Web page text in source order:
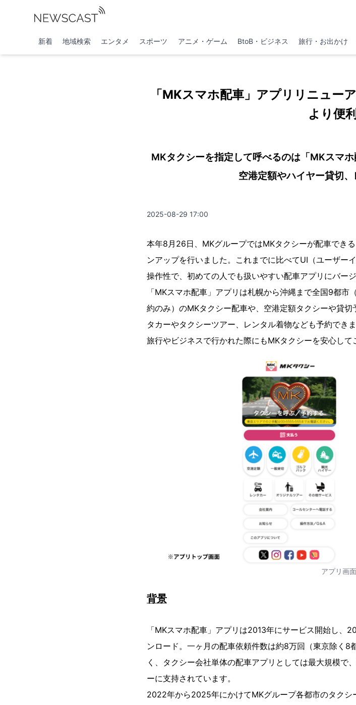
新着 地域検索 エンタメ スポーツ アニメ・ゲーム BtoB・ビジネス 旅行・お出かけ
「MKスマホ配車」アプリリニュ
より便
MKタクシーを指定して呼べるのは「MKスマ
空港定額やハイヤー貸切、
2025-08-29 17:00
本年8月26日、MKグループではMKタクシーが配車でき
ンアップを行いました。これまでに比べてUI（ユーザー
操作性で、初めての人でも扱いやすい配車アプリにバー
「MKスマホ配車」アプリは札幌から沖縄まで全国9都
約のみ）のMKタクシー配車や、空港定額タクシーや貸
タカーやタクシーツアー、レンタル着物なども予約でき
旅行やビジネスで行かれた際にもMKタクシーを安心して
アプリ画面
背景
「MKスマホ配車」アプリは2013年にサービス開始し、
ンロード。一ヶ月の配車依頼件数は約8万回（東京除く8
く、タクシー会社単体の配車アプリとしては最大規模で
ーに支持されています。
2022年から2025年にかけてMKグループ各都市のタク